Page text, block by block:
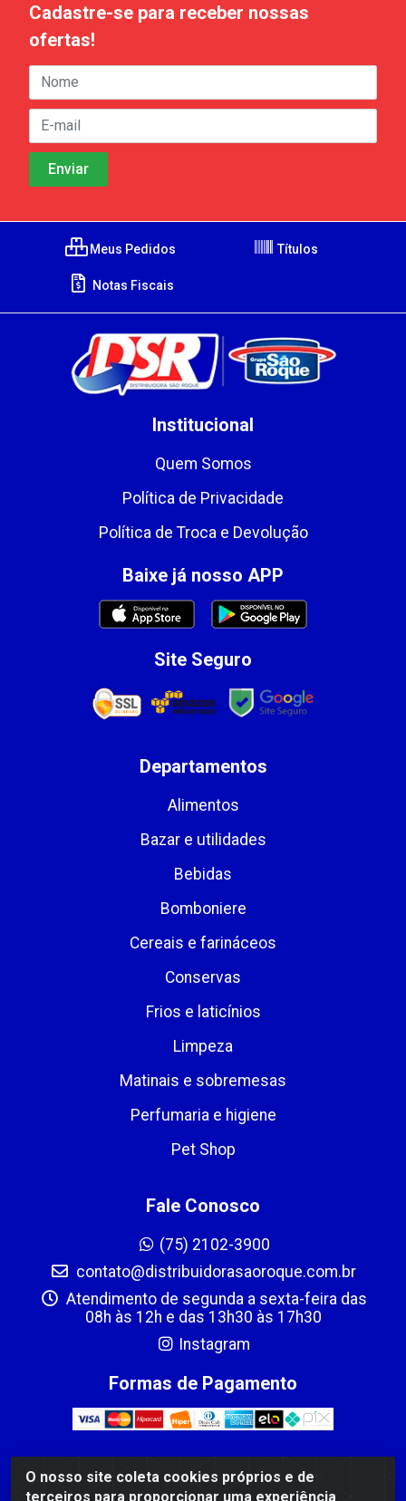
O nosso site coleta cookies próprios e de
terceiros para proporcionar uma experiência
Cadastre-se para receber nossas
ofertas!
Meus Pedidos Títulos
Notas Fiscais
Institucional
Quem Somos
Política de Privacidade
Política de Troca e Devolução
Baixe já nosso APP
Site Seguro
Departamentos
Alimentos
Bazar e utilidades
Bebidas
Bomboniere
Cereais e farináceos
Conservas
Frios e laticínios
Limpeza
Matinais e sobremesas
Perfumaria e higiene
Pet Shop
Fale Conosco
(75) 2102-3900
contato@distribuidorasaoroque.com.br
Atendimento de segunda a sexta-feira das
08h às 12h e das 13h30 às 17h30
Instagram
Formas de Pagamento
DIST DE PROD ALIM SÃO ROQUE LTDA - AVENIDA